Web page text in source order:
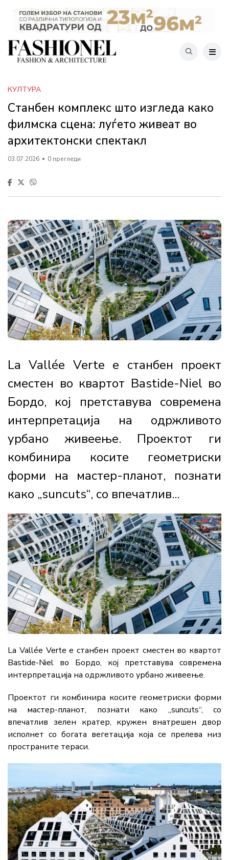
КУЛТУРА
Станбен комплекс што изгледа како
филмска сцена: луѓето живеат во
архитектонски спектакл
03.07.2026 0 прегледи
La Vallée Verte е станбен проект
сместен во квартот Bastide-Niel во
Бордо, кој претставува современа
интерпретација на одржливото
урбано живеење. Проектот ги
комбинира косите геометриски
форми на мастер-планот, познати
како „suncuts“, со впечатлив...
La Vallée Verte е станбен проект сместен во квартот
Bastide-Niel во Бордо, кој претставува современа
интерпретација на одржливото урбано живеење.
Проектот ги комбинира косите геометриски форми
на мастер-планот, познати како „suncuts“, со
впечатлив зелен кратер, кружен внатрешен двор
исполнет со богата вегетација која се прелева низ
пространите тераси.